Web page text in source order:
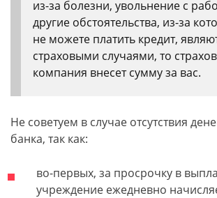
из-за болезни, увольнение с
другие обстоятельства, из-за
не можете платить кредит,
страховыми случаями, то
компания внесет сумму за вас.
Не советуем в случае отсутствия
банка, так как:
во-первых, за просрочку в
учреждение ежедневно